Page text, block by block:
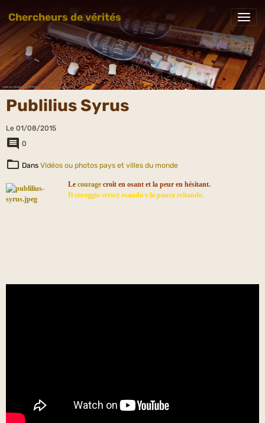
Chercheurs de vérités
Publilius Syrus
Le 01/08/2015
0
Dans Vidéos ou photos pays et villes du monde
Le courage croît en osant et la peur en hésitant.
Il coraggio cresce osando e la paura esitando.